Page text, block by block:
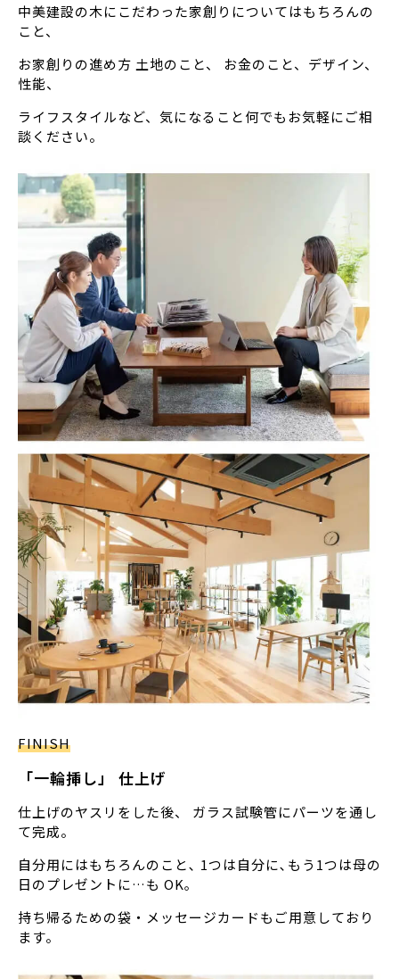
中美建設の木にこだわった家創りについてはもちろんの
こと、
お家創りの進め方 土地のこと、 お金のこと、デザイン、
性能、
ライフスタイルなど、気になること何でもお気軽にご相
談ください。
FINISH
「一輪挿し」 仕上げ
仕上げのヤスリをした後、 ガラス試験管にパーツを通し
て完成。
自分用にはもちろんのこと､ 1つは自分に､もう1つは母の
日のプレゼントに…も OK｡
持ち帰るための袋・メッセージカードもご用意しており
ます。